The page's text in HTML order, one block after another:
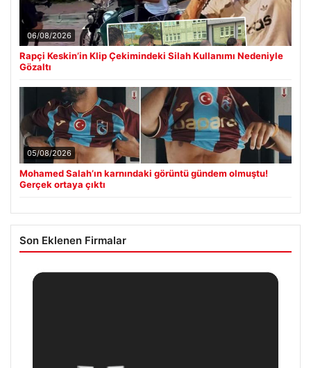
06/08/2026
Rapçi Keskin’in Klip Çekimindeki Silah Kullanımı Nedeniyle
Gözaltı
05/08/2026
Mohamed Salah’ın karnındaki görüntü gündem olmuştu!
Gerçek ortaya çıktı
Son Eklenen Firmalar